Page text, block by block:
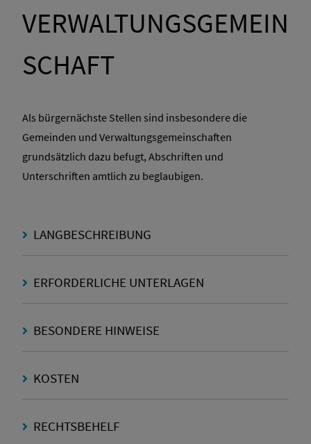
VERWALTUNGSGEMEIN
SCHAFT
Als bürgernächste Stellen sind insbesondere die
Gemeinden und Verwaltungsgemeinschaften
grundsätzlich dazu befugt, Abschriften und
Unterschriften amtlich zu beglaubigen.
LANGBESCHREIBUNG
ERFORDERLICHE UNTERLAGEN
BESONDERE HINWEISE
KOSTEN
RECHTSBEHELF